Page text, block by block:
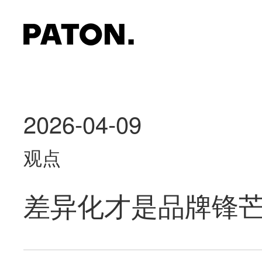
2026-04-09
观点
差异化才是品牌锋